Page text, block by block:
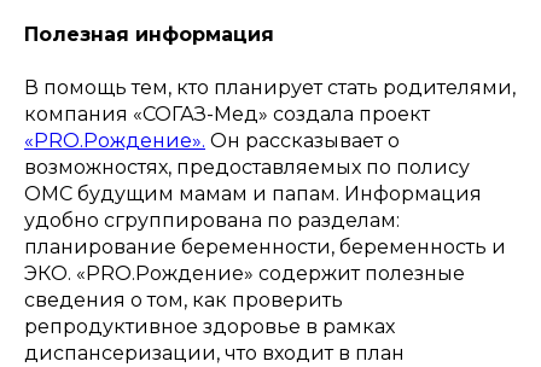
Полезная информация
В помощь тем, кто планирует стать родителями,
компания «СОГАЗ-Мед» создала проект
«PRO.Рождение». Он рассказывает о
возможностях, предоставляемых по полису
ОМС будущим мамам и папам. Информация
удобно сгруппирована по разделам:
планирование беременности, беременность и
ЭКО. «PRO.Рождение» содержит полезные
сведения о том, как проверить
репродуктивное здоровье в рамках
диспансеризации, что входит в план